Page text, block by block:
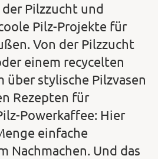
Pilzzucht und
Pilz-Projekte für
Von der Pilzzucht
einem recycelten
über stylische Pilzvasen
Rezepten für
Powerkaffee: Hier
einfache
Nachmachen. Und das